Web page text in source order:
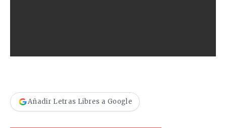
Añadir Letras Libres a Google